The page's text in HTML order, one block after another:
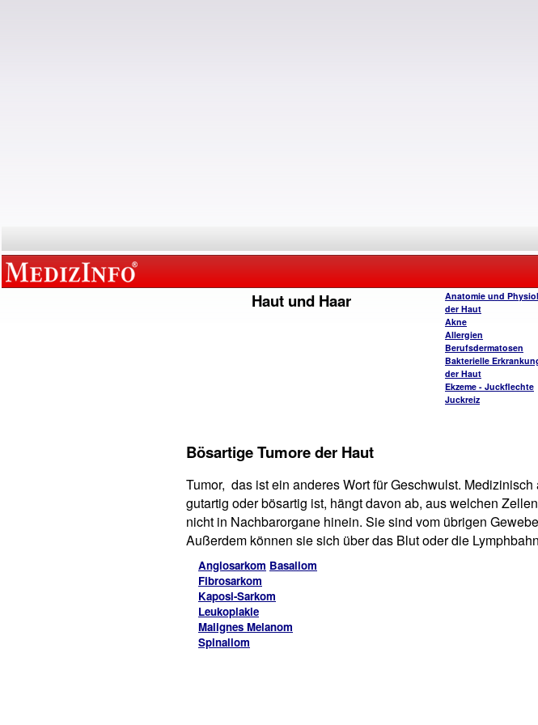
Haut und Haar
Anatomie und
der Haut
Akne
Allergien
Berufsdermatosen
Bakterielle
der Haut
Ekzeme - Juckflechte
Juckreiz
Bösartige Tumore der Haut
Tumor, das ist ein anderes Wort für Geschwulst.
gutartig oder bösartig ist, hängt davon ab, aus welchen
nicht in Nachbarorgane hinein. Sie sind vom übrigen
Außerdem können sie sich über das Blut oder die
Angiosarkom Basaliom
Fibrosarkom
Kaposi-Sarkom
Leukoplakie
Malignes Melanom
Spinaliom